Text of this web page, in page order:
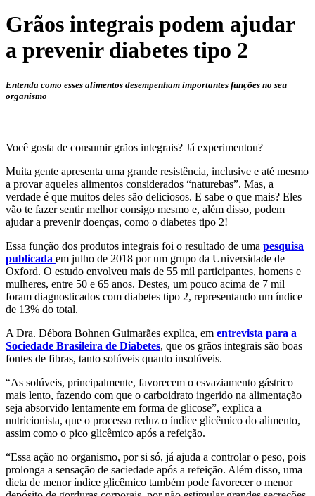
Grãos integrais podem ajudar
a prevenir diabetes tipo 2
Entenda como esses alimentos desempenham importantes funções no seu
organismo
Você gosta de consumir grãos integrais? Já experimentou?
Muita gente apresenta uma grande resistência, inclusive e até mesmo
a provar aqueles alimentos considerados “naturebas”. Mas, a
verdade é que muitos deles são deliciosos. E sabe o que mais? Eles
vão te fazer sentir melhor consigo mesmo e, além disso, podem
ajudar a prevenir doenças, como o diabetes tipo 2!
Essa função dos produtos integrais foi o resultado de uma pesquisa
publicada em julho de 2018 por um grupo da Universidade de
Oxford. O estudo envolveu mais de 55 mil participantes, homens e
mulheres, entre 50 e 65 anos. Destes, um pouco acima de 7 mil
foram diagnosticados com diabetes tipo 2, representando um índice
de 13% do total.
A Dra. Débora Bohnen Guimarães explica, em entrevista para a
Sociedade Brasileira de Diabetes, que os grãos integrais são boas
fontes de fibras, tanto solúveis quanto insolúveis.
“As solúveis, principalmente, favorecem o esvaziamento gástrico
mais lento, fazendo com que o carboidrato ingerido na alimentação
seja absorvido lentamente em forma de glicose”, explica a
nutricionista, que o processo reduz o índice glicêmico do alimento,
assim como o pico glicêmico após a refeição.
“Essa ação no organismo, por si só, já ajuda a controlar o peso, pois
prolonga a sensação de saciedade após a refeição. Além disso, uma
dieta de menor índice glicêmico também pode favorecer o menor